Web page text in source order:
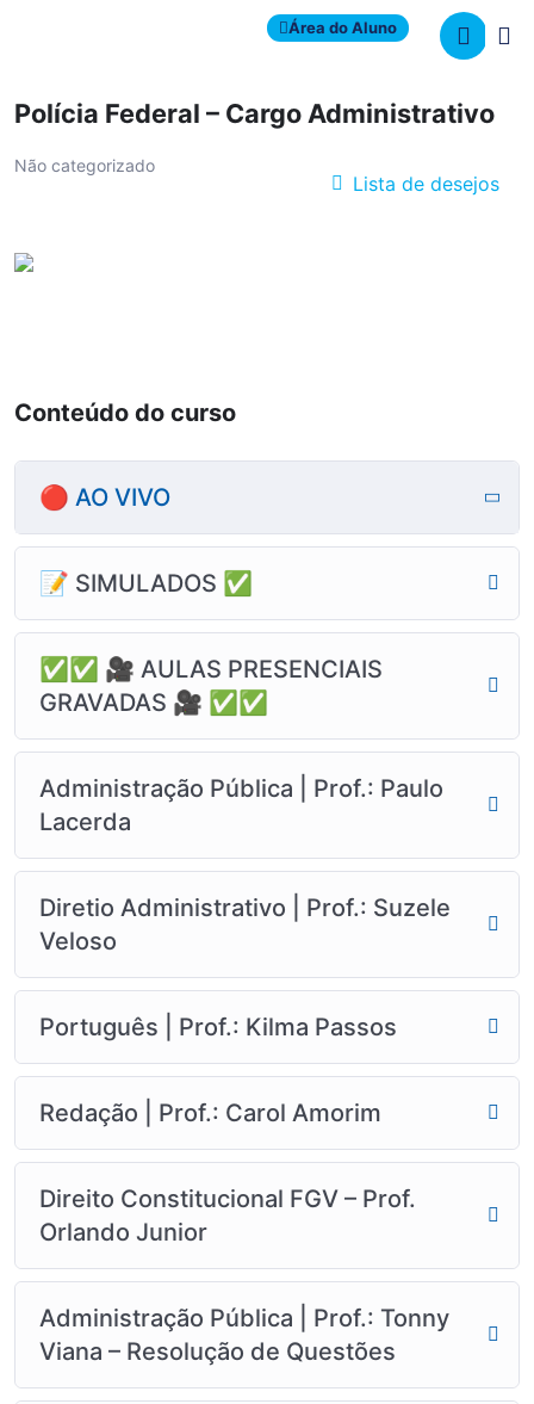
Área do Aluno
Polícia Federal – Cargo Administrativo
Não categorizado
Lista de desejos
Conteúdo do curso
🔴 AO VIVO
📝 SIMULADOS ✅
✅✅ 🎥 AULAS PRESENCIAIS
GRAVADAS 🎥 ✅✅
Administração Pública | Prof.: Paulo
Lacerda
Diretio Administrativo | Prof.: Suzele
Veloso
Português | Prof.: Kilma Passos
Redação | Prof.: Carol Amorim
Direito Constitucional FGV – Prof.
Orlando Junior
Administração Pública | Prof.: Tonny
Viana – Resolução de Questões